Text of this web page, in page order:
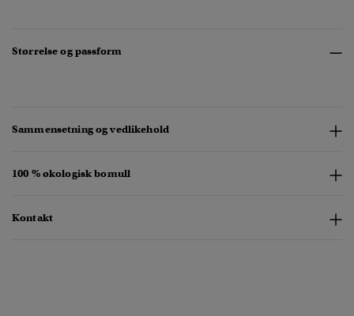
Størrelse og passform
Sammensetning og vedlikehold
100 % økologisk bomull
Kontakt